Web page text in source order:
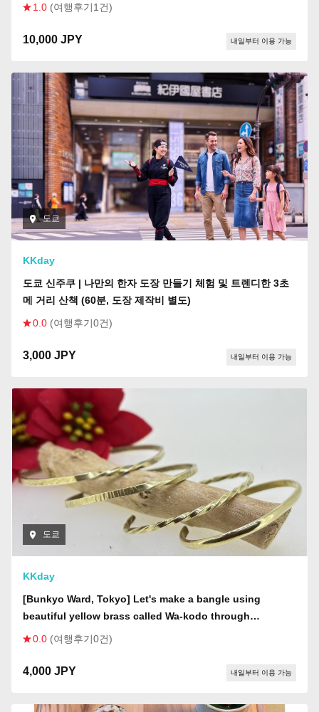
1.0 (여행후기1건)
10,000 JPY 내일부터 이용 가능
도쿄
KKday
도쿄 신주쿠 | 나만의 한자 도장 만들기 체험 및 트렌디한 3초
메 거리 산책 (60분, 도장 제작비 별도)
0.0 (여행후기0건)
3,000 JPY 내일부터 이용 가능
도쿄
KKday
[Bunkyo Ward, Tokyo] Let's make a bangle using
beautiful yellow brass called Wa-kodo through
engraving.
0.0 (여행후기0건)
4,000 JPY 내일부터 이용 가능